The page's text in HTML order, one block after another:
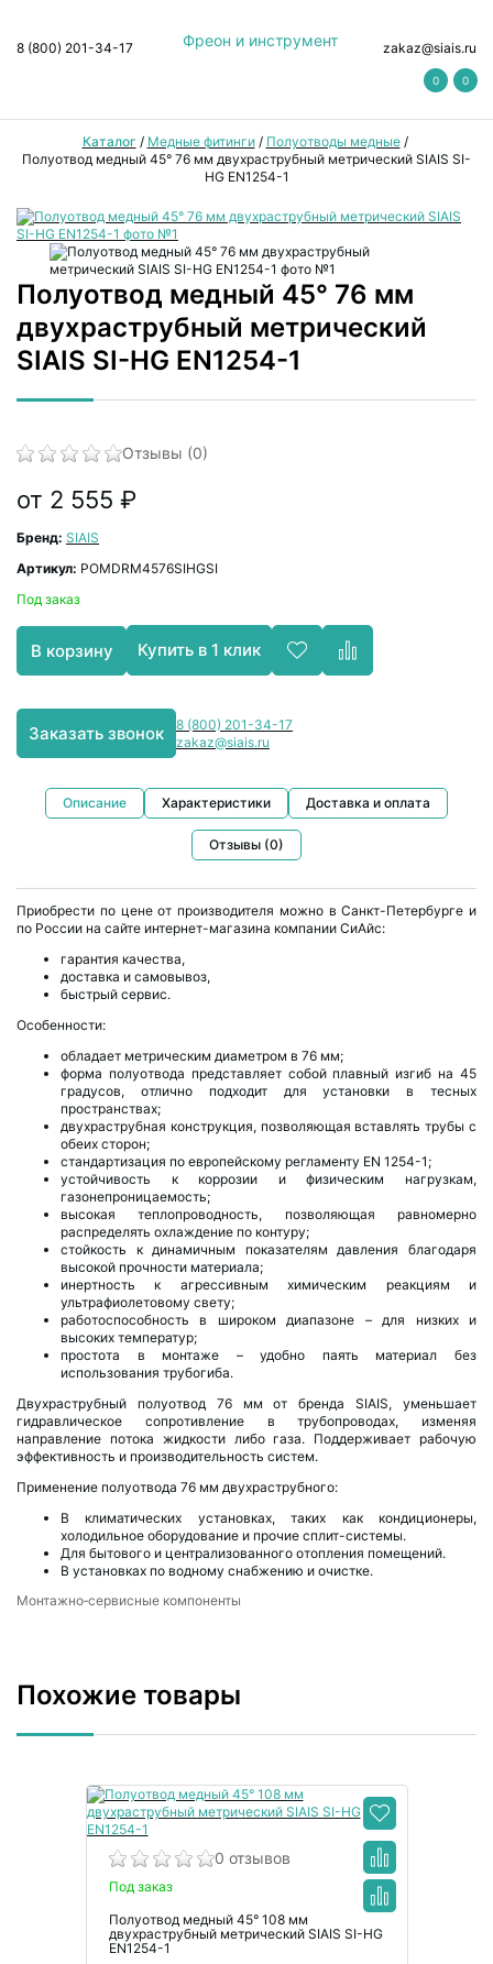
Фреон и инструмент
8 (800) 201-34-17 zakaz@siais.ru
0 0
Каталог / Медные фитинги/ Полуотводы медные/
Полуотвод медный 45° 76 мм двухраструбный метрический SIAIS SI-
HG EN1254-1
Полуотвод медный 45° 76 мм
двухраструбный метрический
SIAIS SI-HG EN1254-1
Отзывы (0)
от 2 555 ₽
Бренд: SIAIS
Артикул: POMDRM4576SIHGSI
Под заказ
В корзину Купить в 1 клик
Заказать звонок
8 (800) 201-34-17
zakaz@siais.ru
Описание Характеристики Доставка и оплата
Отзывы (0)
Приобрести по цене от производителя можно в Санкт-Петербурге и
по России на сайте интернет-магазина компании СиАйс:
гарантия качества,
доставка и самовывоз,
быстрый сервис.
Особенности:
обладает метрическим диаметром в 76 мм;
форма полуотвода представляет собой плавный изгиб на 45
градусов, отлично подходит для установки в тесных
пространствах;
двухраструбная конструкция, позволяющая вставлять трубы с
обеих сторон;
стандартизация по европейскому регламенту EN 1254-1;
устойчивость к коррозии и физическим нагрузкам,
газонепроницаемость;
высокая теплопроводность, позволяющая равномерно
распределять охлаждение по контуру;
стойкость к динамичным показателям давления благодаря
высокой прочности материала;
инертность к агрессивным химическим реакциям и
ультрафиолетовому свету;
работоспособность в широком диапазоне – для низких и
высоких температур;
простота в монтаже – удобно паять материал без
использования трубогиба.
Двухраструбный полуотвод 76 мм от бренда SIAIS, уменьшает
гидравлическое сопротивление в трубопроводах, изменяя
направление потока жидкости либо газа. Поддерживает рабочую
эффективность и производительность систем.
Применение полуотвода 76 мм двухраструбного:
В климатических установках, таких как кондиционеры,
холодильное оборудование и прочие сплит-системы.
Для бытового и централизованного отопления помещений.
В установках по водному снабжению и очистке.
Монтажно‑сервисные компоненты
Похожие товары
0 отзывов
Под заказ
Полуотвод медный 45° 108 мм
двухраструбный метрический SIAIS SI-HG
EN1254-1